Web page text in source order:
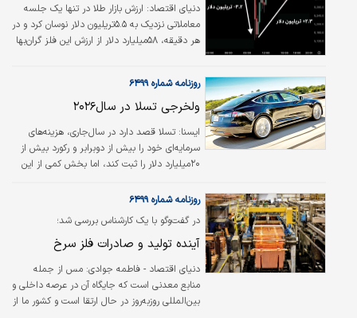
دنیای اقتصاد: ارزش بازار طلا در تنها یک جلسه
معاملاتی نزدیک به ۵.۵تریلیون دلار نوسان کرد و در
هر دقیقه، ۵۸‌میلیارد دلار از ارزش این فلز گران‌بها
معتقدند که نوسانات کم‌سابقه طلا حاکی از
دگرگونی نقش تاریخی این فلز از پناهگاهی امن به
پلاتین و پالادیوم نیز جهش‌ها و ریزش‌های
قابل‌توجهی را تجربه کردند.
روزنامه شماره ۶۴۹۹
ولخرجی تسلا در سال‌۲۰۲۶
ایسنا: تسلا قصد دارد در سال‌جاری، هزینه‌های
سرمایه‌ای خود را بیش از دو‌برابر و رکورد بیش از
۲۰‌میلیارد دلار را ثبت کند، اما بخش کمی از این
خودروهای برقی اختصاص خواهد یافت. مدیران
این شرکت در جلسه گزارش درآمد روز چهارشنبه،
اظهار کردند؛ تسلا که سال‌۲۰۲۵ جایگاه فروش
جهانی خودروهای برقی خود را به شرکت بی‌‌‌‌وای‌‌‌‌دی
سمت کسب‌وکارهایی مانند خودروهای کاملا خودران
و روبات‌های انسان‌‌‌‌نما تغییر می‌دهد.
در گفت‌وگو با یک کارشناس بررسی شد؛
روزنامه شماره ۶۴۹۹
آینده تولید و صادرات فلز سرخ
دنیای اقتصاد - فاطمه جوادی: مس از جمله
منابع معدنی است که جایگاه آن در عرصه داخلی و
بین‌المللی روزبه‌‌روز در حال ارتقا است و کشور ما از